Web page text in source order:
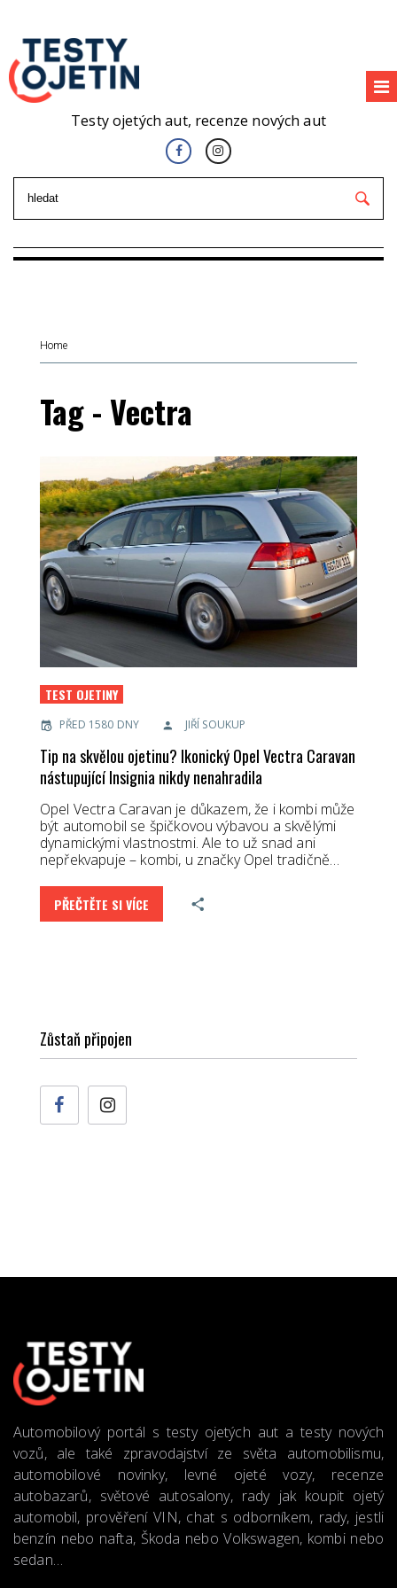
Testy ojetých aut, recenze nových aut
Home
Tag - Vectra
TEST OJETINY
PŘED 1580 DNY JIŘÍ SOUKUP
Tip na skvělou ojetinu? Ikonický Opel Vectra Caravan
nástupující Insignia nikdy nenahradila
Opel Vectra Caravan je důkazem, že i kombi může
být automobil se špičkovou výbavou a skvělými
dynamickými vlastnostmi. Ale to už snad ani
nepřekvapuje – kombi, u značky Opel tradičně…
PŘEČTĚTE SI VÍCE
Zůstaň připojen
Automobilový portál s testy ojetých aut a testy nových
vozů, ale také zpravodajství ze světa automobilismu,
automobilové novinky, levné ojeté vozy, recenze
autobazarů, světové autosalony, rady jak koupit ojetý
automobil, prověření VIN, chat s odborníkem, rady, jestli
benzín nebo nafta, Škoda nebo Volkswagen, kombi nebo
sedan…